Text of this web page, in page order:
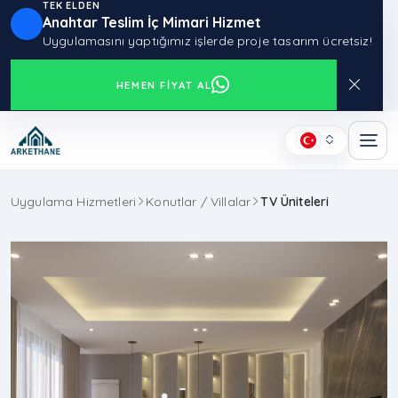
TEK ELDEN
Anahtar Teslim İç Mimari Hizmet
Uygulamasını yaptığımız işlerde proje tasarım ücretsiz!
HEMEN FIYAT AL
Uygulama Hizmetleri Konutlar / Villalar TV Üniteleri